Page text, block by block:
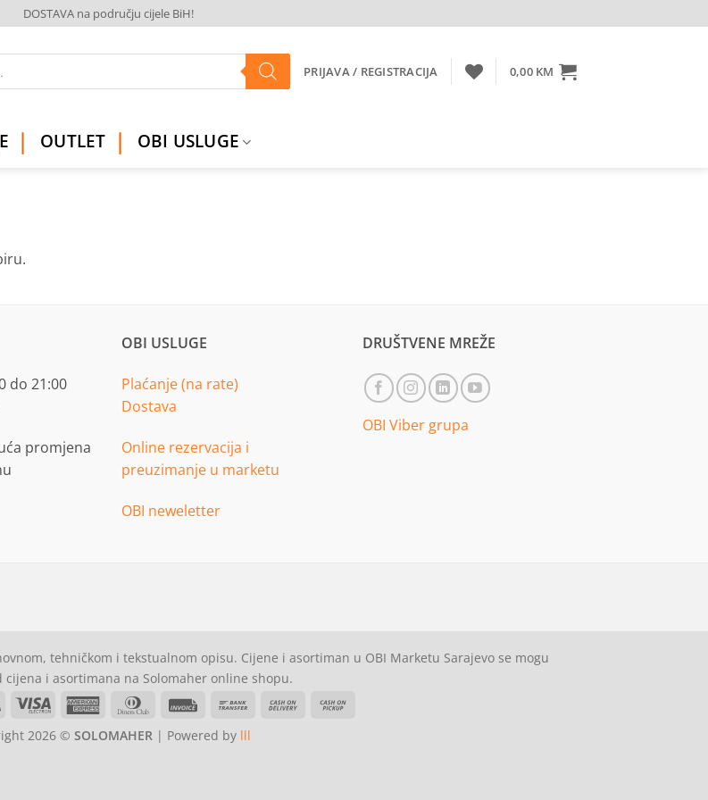
DOSTAVA na području cijele BiH!
PRIJAVA / REGISTRACIJA 0,00 KM
OUTLET OBI USLUGE
do 21:00
promjena
OBI USLUGE
Plaćanje (na rate)
Dostava
Online rezervacija i
preuzimanje u marketu
OBI neweletter
DRUŠTVENE MREŽE
OBI Viber grupa
tehničkom i tekstualnom opisu. Cijene i asortiman u OBI Marketu Sarajevo se mogu
cijena i asortimana na Solomaher online shopu.
Visa
Visa
American Dinners
Invoice
Bank
Cash
2026 © SOLOMAHER| Powered by lll